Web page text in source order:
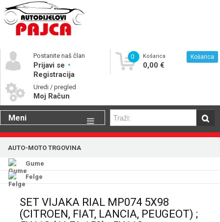
Postanite naš član
Prijavi se
Registracija
Uredi / pregled
Moj Račun
0 Košarica
0,00 €
Košarica
Meni
Gume
Katalog rezervnih dijelova
AUTO-MOTO TRGOVINA
Gume
Felge
SET VIJAKA RIAL MP074 5X98
(CITROEN, FIAT, LANCIA, PEUGEOT) ;